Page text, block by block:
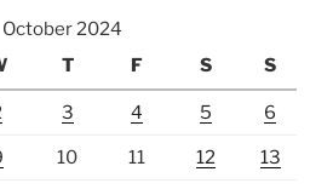
October 2024
T F S S
3 4 5 6
10 11 12 13